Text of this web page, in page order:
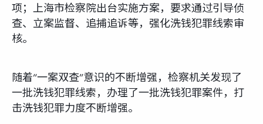
项；上海市检察院出台实施方案，要求通过引导侦
查、立案监督、追捕追诉等，强化洗钱犯罪线索审
核。
随着“一案双查”意识的不断增强，检察机关发现了
一批洗钱犯罪线索，办理了一批洗钱犯罪案件，打
击洗钱犯罪力度不断增强。